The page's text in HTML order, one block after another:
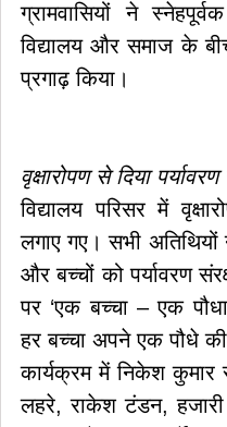
ग्रामवासियों ने
विद्यालय और समाज के
प्रगाढ़ किया।
वृक्षारोपण से दिया
विद्यालय परिसर में
लगाए गए। सभी
और बच्चों को पर्यावरण
पर ‘एक बच्चा – एक
हर बच्चा अपने एक पौधे
कार्यक्रम में निकेश कुमार
लहरे, राकेश टंडन,